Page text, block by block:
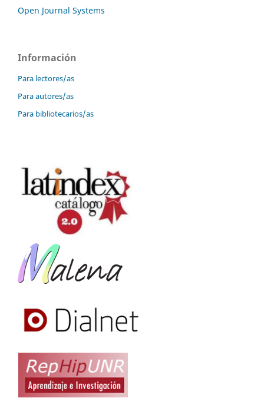
Open Journal Systems
Información
Para lectores/as
Para autores/as
Para bibliotecarios/as